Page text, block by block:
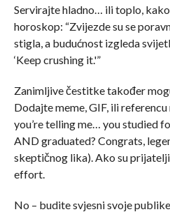
Servirajte hladno… ili toplo, kako
horoskop: “Zvijezde su se
stigla, a budućnost izgleda
‘Keep crushing it.'”
Zanimljive čestitke također
Dodajte meme, GIF, ili referencu
you’re telling me… you studied
AND graduated? Congrats,
skeptičnog lika). Ako su
effort.
No – budite svjesni svoje